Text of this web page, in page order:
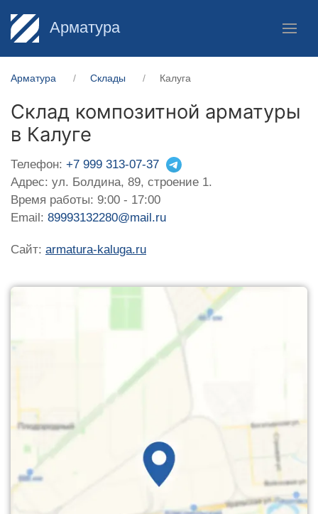
Арматура
Арматура Склады Калуга
Склад композитной арматуры
в Калуге
Телефон: +7 999 313-07-37
Адрес: ул. Болдина, 89, строение 1.
Время работы: 9:00 - 17:00
Email: 89993132280@mail.ru
Сайт: armatura-kaluga.ru